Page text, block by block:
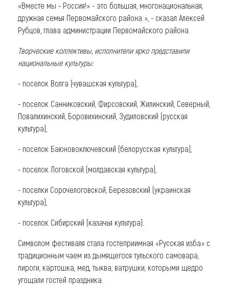
«Вместе мы - Россия!» - это большая, многонациональная,
дружная семья Первомайского района », - сказал Алексей
Рубцов, глава администрации Первомайского района.
Творческие коллективы, исполнители ярко представили
национальные культуры:
- поселок Волга (чувашская культура),
- поселок Санниковский, Фирсовский, Жилинский, Северный,
Повалихинский, Боровихинский, Зудиловский (русская
культура),
- поселок Баюновоключевский (белорусская культура),
- поселок Логовской (молдавская культура),
- поселки Сорочелоговской, Березовский (украинская
культура),
- поселок Сибирский (казачья культура).
Символом фестиваля стала гостеприимная «Русская изба» с
традиционным чаем из дымящегося тульского самовара,
пироги, картошка, мед, тыква, ватрушки, которыми щедро
угощали гостей праздника.